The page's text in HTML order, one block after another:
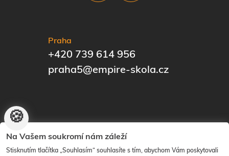
Praha
+420 739 614 956
praha5@empire-skola.cz
🍪
Na Vašem soukromí nám záleží
Stisknutím tlačítka „Souhlasím“ souhlasíte s tím, abychom Vám poskytovali